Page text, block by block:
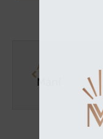
Anterior
Maní